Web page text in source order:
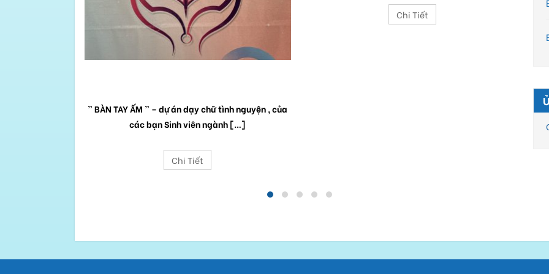
” BÀN TAY ẤM ” – dự án dạy chữ tình nguyện , của
các bạn Sinh viên ngành […]
Chi Tiết
Chi Tiết